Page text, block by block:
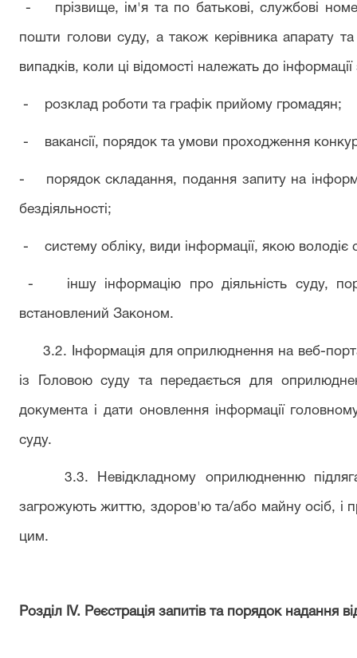
- прізвище, ім'я та по батькові, службові
пошти голови суду, а також керівника апарату
випадків, коли ці відомості належать до
- розклад роботи та графік прийому громадян;
- вакансії, порядок та умови проходження
- порядок складання, подання запиту на
бездіяльності;
- систему обліку, види інформації, якою володіє
- іншу інформацію про діяльність суду,
встановлений Законом.
3.2. Інформація для оприлюднення на веб-
із Головою суду та передається для
документа і дати оновлення інформації
суду.
3.3. Невідкладному оприлюдненню
загрожують життю, здоров'ю та/або майну осіб, і
цим.
Розділ IV. Реєстрація запитів та порядок надання